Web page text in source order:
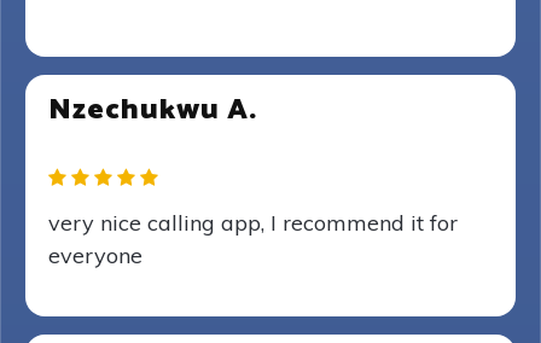
Nzechukwu A.
very nice calling app, I recommend it for
everyone